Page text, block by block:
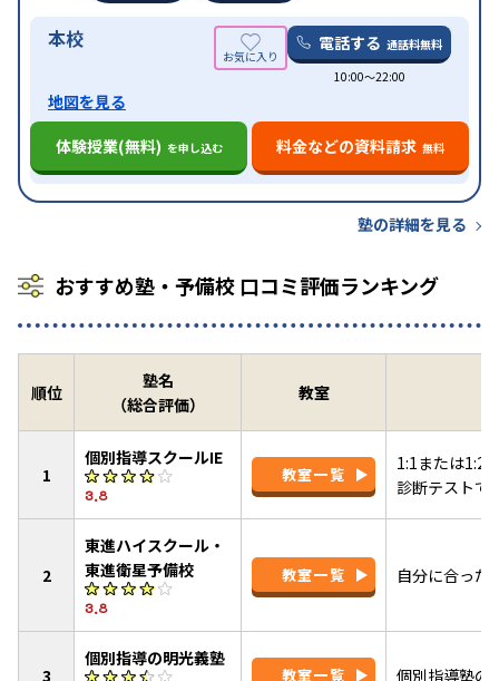
本校 電話する 通話料無料
10:00〜22:00
地図を見る
体験授業(無料) を申し込む 料金などの資料請求 無料
塾の詳細を見る
おすすめ塾・予備校 口コミ評価ランキング
順位
塾名
（総合評価）
教室
1
個別指導スクールIE
3.8
教室一覧
1:1または1:2
診断テストで
2
東進ハイスクール・
東進衛星予備校
3.8
教室一覧 自分に合った
3
個別指導の明光義塾
教室一覧 個別指導塾の